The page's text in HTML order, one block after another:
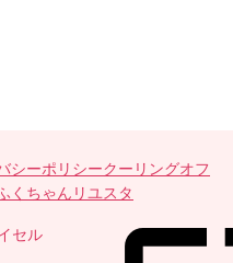
シーポリシークーリングオフ
くちゃんリユスタ
セル